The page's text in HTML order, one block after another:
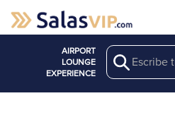
AIRPORT
LOUNGE
EXPERIENCE
Search